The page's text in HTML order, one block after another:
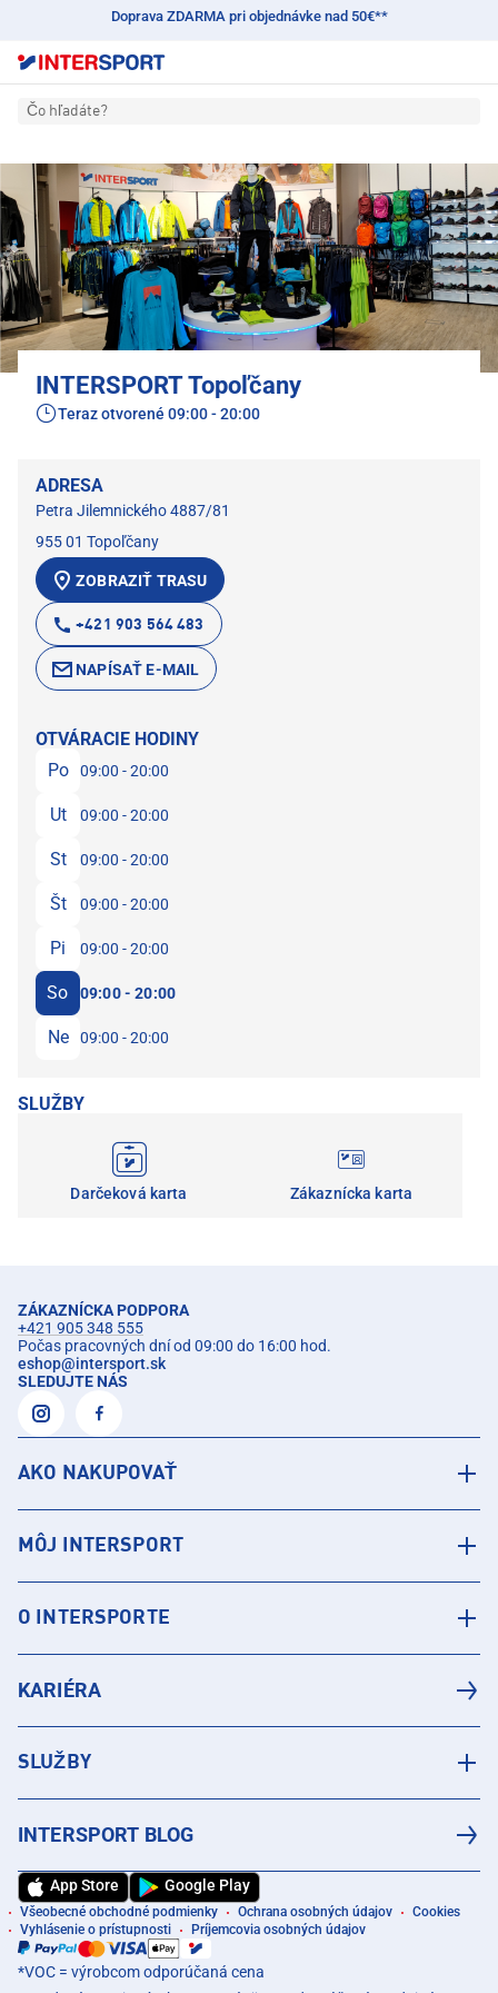
Doprava ZDARMA pri objednávke nad 50€**
Čo hľadáte?
INTERSPORT Topoľčany
Teraz otvorené 09:00 - 20:00
ADRESA
Petra Jilemnického 4887/81
955 01 Topoľčany
ZOBRAZIŤ TRASU
+421 903 564 483
NAPÍSAŤ E-MAIL
OTVÁRACIE HODINY
Po
09:00 - 20:00
Ut 09:00 - 20:00
St 09:00 - 20:00
Št 09:00 - 20:00
Pi 09:00 - 20:00
So 09:00 - 20:00
Ne 09:00 - 20:00
SLUŽBY
Darčeková karta Zákaznícka karta
ZÁKAZNÍCKA PODPORA
+421 905 348 555
Počas pracovných dní od 09:00 do 16:00 hod.
eshop@intersport.sk
SLEDUJTE NÁS
AKO NAKUPOVAŤ
MÔJ INTERSPORT
O INTERSPORTE
KARIÉRA
SLUŽBY
INTERSPORT BLOG
App Store Google Play
Všeobecné obchodné podmienky Ochrana osobných údajov
Cookies
Vyhlásenie o prístupnosti
Príjemcovia osobných údajov
*VOC = výrobcom odporúčaná cena